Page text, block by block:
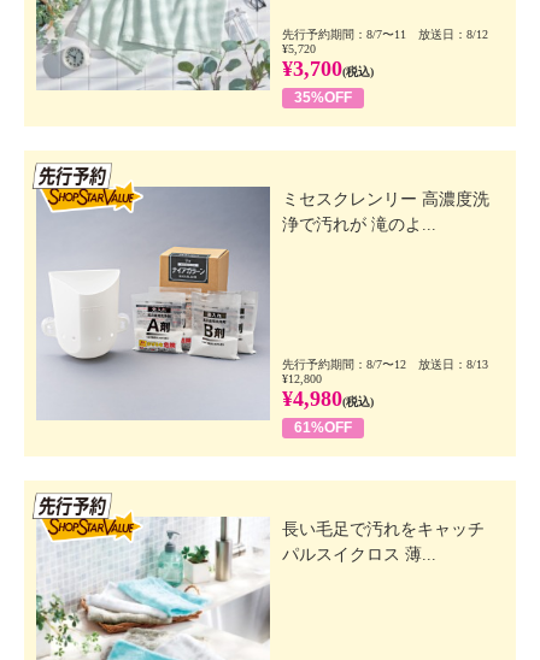
先行予約期間：8/7〜11 放送日：8/12
¥5,720
¥3,700(税込)
35%OFF
ミセスクレンリー 高濃度洗
浄で汚れが 滝のよ...
先行予約期間：8/7〜12 放送日：8/13
¥12,800
¥4,980(税込)
61%OFF
長い毛足で汚れをキャッチ
パルスイクロス 薄...